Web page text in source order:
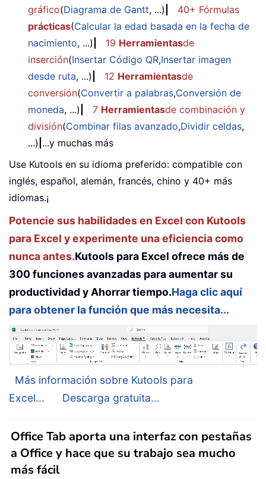
gráfico(Diagrama de Gantt, ...)
40+ Fórmulas
prácticas(Calcular la edad basada en la fecha de
nacimiento, ...) 19 Herramientasde
inserción(Insertar Código QR,Insertar imagen
desde ruta, ...) 12 Herramientasde
conversión(Convertir a palabras,Conversión de
moneda, ...) 7 Herramientasde combinación y
división(Combinar filas avanzado,Dividir celdas,
...) ...y muchas más
Use Kutools en su idioma preferido: compatible con
inglés, español, alemán, francés, chino y 40+ más
idiomas.¡
Potencie sus habilidades en Excel con Kutools
para Excel y experimente una eficiencia como
nunca antes.Kutools para Excel ofrece más de
300 funciones avanzadas para aumentar su
productividad y Ahorrar tiempo.Haga clic aquí
para obtener la función que más necesita...
Más información sobre Kutools para
Excel...
Descarga gratuita...
Office Tab aporta una interfaz con pestañas
a Office y hace que su trabajo sea mucho
más fácil